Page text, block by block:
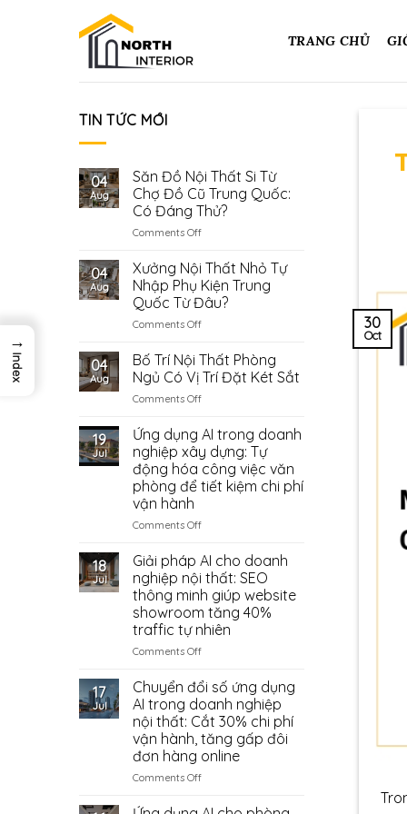
TRANG CHỦ
TIN TỨC MỚI
04
Aug
Săn Đồ Nội Thất Si Từ
Chợ Đồ Cũ Trung Quốc:
Có Đáng Thử?
Comments Offon
Đồ
Nội
Thất
Si
Từ
Đồ
Cũ
Trung
Quốc:
Đáng
Thử?
04
Aug
Xưởng Nội Thất Nhỏ Tự
Nhập Phụ Kiện Trung
Quốc Từ Đâu?
Comments Offon
Nội
Thất
Nhỏ
Tự
Phụ
Kiện
Trung
Quốc
Từ
04
Aug
Bố Trí Nội Thất Phòng
Ngủ Có Vị Trí Đặt Két Sắt
Comments Offon
Trí
Nội
Thất
Phòng
Ngủ
Vị
Két
Sắt
19
Jul
Ứng dụng AI trong doanh
nghiệp xây dựng: Tự
động hóa công việc văn
phòng để tiết kiệm chi phí
vận hành
Comments Offon
dụng
AI
trong
doanh
nghiệp
xây
dựng:
động
hóa
công
việc
văn
phòng
18
Jul
Giải pháp AI cho doanh
nghiệp nội thất: SEO
thông minh giúp website
showroom tăng 40%
traffic tự nhiên
Comments Offon
pháp
AI
cho
doanh
nghiệp
nội
thất:
thông
17
Jul
Chuyển đổi số ứng dụng
AI trong doanh nghiệp
nội thất: Cắt 30% chi phí
vận hành, tăng gấp đôi
đơn hàng online
Comments Offon
đổi
30
Oct
→
Index